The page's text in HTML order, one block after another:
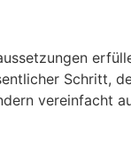
Schritt,
vereinfacht